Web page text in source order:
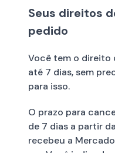
Seus direitos
pedido
Você tem o direito
até 7 dias, sem
para isso.
O prazo para
de 7 dias a partir
recebeu a